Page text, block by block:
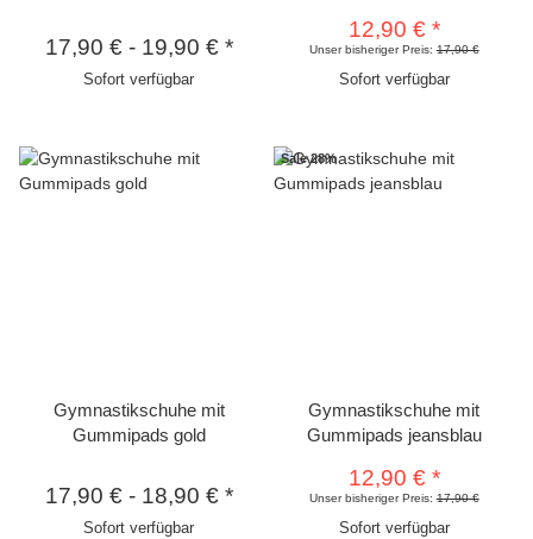
17,90 €- 19,90 € *
Sofort verfügbar
12,90 € *
Unser bisheriger Preis:17,90 €
Sofort verfügbar
Gymnastikschuhe mit
Gummipads gold
17,90 €- 18,90 € *
Sofort verfügbar
Sale 28%
Gymnastikschuhe mit
Gummipads jeansblau
12,90 € *
Unser bisheriger Preis:17,90 €
Sofort verfügbar